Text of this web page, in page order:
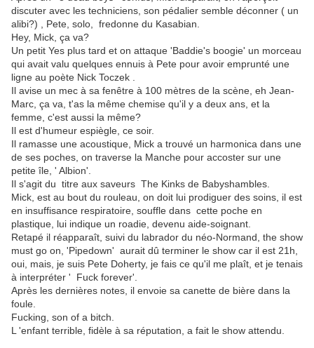
discuter avec les techniciens, son pédalier semble déconner ( un
alibi?) , Pete, solo, fredonne du Kasabian.
Hey, Mick, ça va?
Un petit Yes plus tard et on attaque 'Baddie's boogie' un morceau
qui avait valu quelques ennuis à Pete pour avoir emprunté une
ligne au poète Nick Toczek .
Il avise un mec à sa fenêtre à 100 mètres de la scène, eh Jean-
Marc, ça va, t'as la même chemise qu'il y a deux ans, et la
femme, c'est aussi la même?
Il est d'humeur espiègle, ce soir.
Il ramasse une acoustique, Mick a trouvé un harmonica dans une
de ses poches, on traverse la Manche pour accoster sur une
petite île, ' Albion'.
Il s'agit du titre aux saveurs The Kinks de Babyshambles.
Mick, est au bout du rouleau, on doit lui prodiguer des soins, il est
en insuffisance respiratoire, souffle dans cette poche en
plastique, lui indique un roadie, devenu aide-soignant.
Retapé il réapparaît, suivi du labrador du néo-Normand, the show
must go on, 'Pipedown' aurait dû terminer le show car il est 21h,
oui, mais, je suis Pete Doherty, je fais ce qu'il me plaît, et je tenais
à interpréter ' Fuck forever'.
Après les dernières notes, il envoie sa canette de bière dans la
foule.
Fucking, son of a bitch.
L 'enfant terrible, fidèle à sa réputation, a fait le show attendu.